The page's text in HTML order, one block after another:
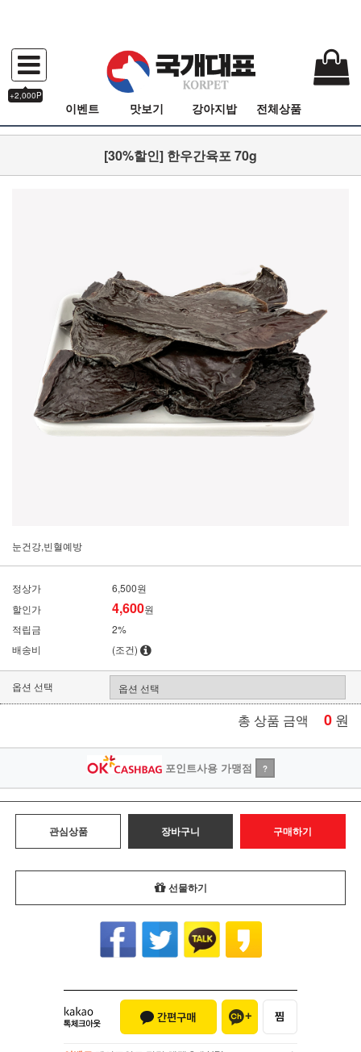
+2,000P
이벤트 맛보기 강아지밥 전체상품
[30%할인] 한우간육포 70g
눈건강,빈혈예방
정상가
6,500원
할인가
4,600원
적립금
2%
배송비
(조건)
옵션 선택
총 상품 금액 0 원
포인트사용 가맹점 ?
관심상품 장바구니 구매하기
선물하기